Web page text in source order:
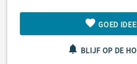
GOED
BLIJF OP DE